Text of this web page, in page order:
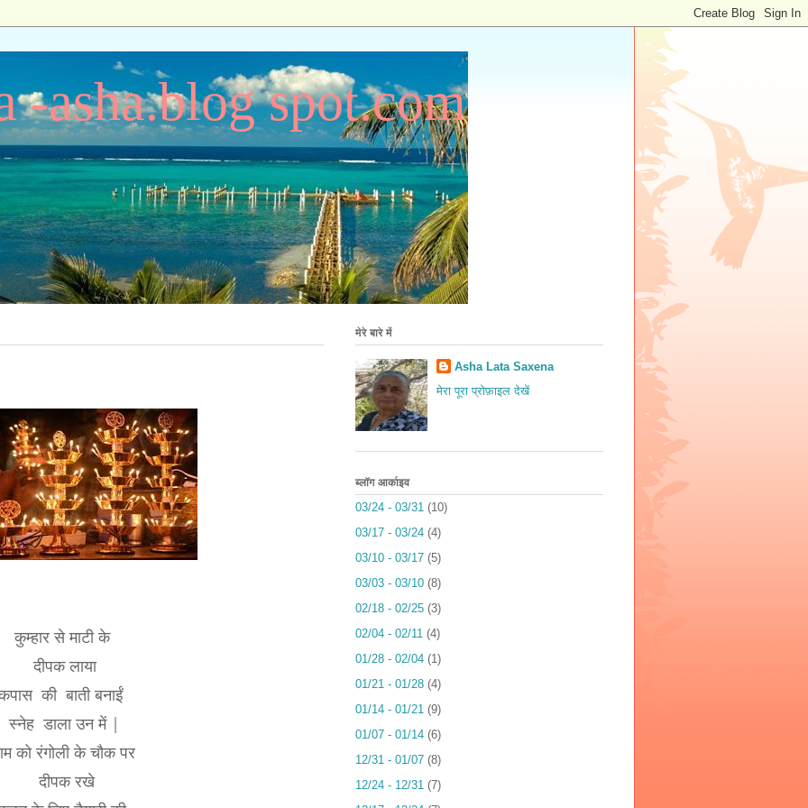
-asha.blog spot.com
कुम्हार से माटी के
दीपक लाया
की बाती बनाईं
स्नेह डाला उन में |
को रंगोली के चौक पर
दीपक रखे
मेरे बारे में
Asha Lata Saxena
मेरा पूरा प्रोफ़ाइल देखें
ब्लॉग आर्काइव
03/24 - 03/31 (10)
03/17 - 03/24 (4)
03/10 - 03/17 (5)
03/03 - 03/10 (8)
02/18 - 02/25 (3)
02/04 - 02/11 (4)
01/28 - 02/04 (1)
01/21 - 01/28 (4)
01/14 - 01/21 (9)
01/07 - 01/14 (6)
12/31 - 01/07 (8)
12/24 - 12/31 (7)